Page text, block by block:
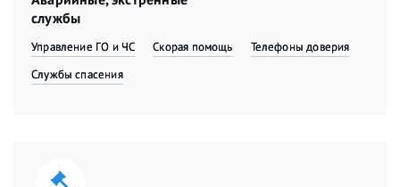
службы
Управление ГО и ЧС Скорая помощь
Телефоны доверия
Службы спасения